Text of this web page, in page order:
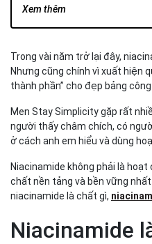
Xem thêm
Hỗ trợ kiểm soát dầu và
Làm sáng da và mờ
Vì sao nhiều anh em
quả?
Dùng sai nồng độ hoạt
Kết hợp sản phẩm sai
Thiếu kiên trì và hiểu sai
Bộ 3 chăm da sáng mờ
Vì sao niacinamide nên
Kết luận – Niacinamide
Trong vài năm trở lại đây,
Nhưng cũng chính vì xuất hiện
thành phần” cho đẹp bảng
Men Stay Simplicity gặp rất
người thấy châm chích, có
ở cách anh em hiểu và dùng
Niacinamide không phải là
chất nền tảng và bền vững
niacinamide là chất gì,
Niacinamide